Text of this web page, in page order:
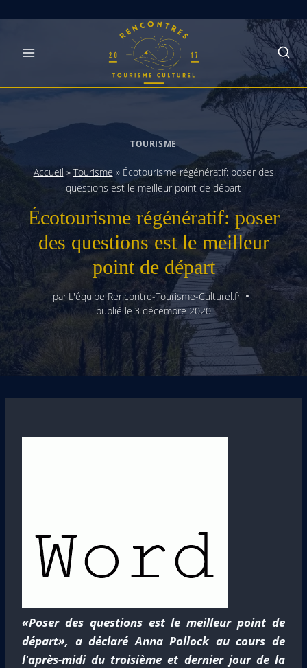
TOURISME
Accueil » Tourisme » Écotourisme régénératif: poser des
questions est le meilleur point de départ
Écotourisme régénératif: poser
des questions est le meilleur
point de départ
par L'équipe Rencontre-Tourisme-Culturel.fr
publié le 3 décembre 2020
«Poser des questions est le meilleur point de
départ», a déclaré Anna Pollock au cours de
l'après-midi du troisième et dernier jour de la